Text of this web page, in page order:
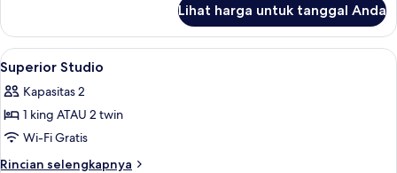
Apartemen
Lihat harga untuk tanggal Anda
Lihat
semua
foto
untuk
Superior
Studio
Seprai antialergi, brankas, meja
5
Superior Studio
Kapasitas 2
1 king ATAU 2 twin
Wi-Fi Gratis
Rincian selengkapnya
Rincian